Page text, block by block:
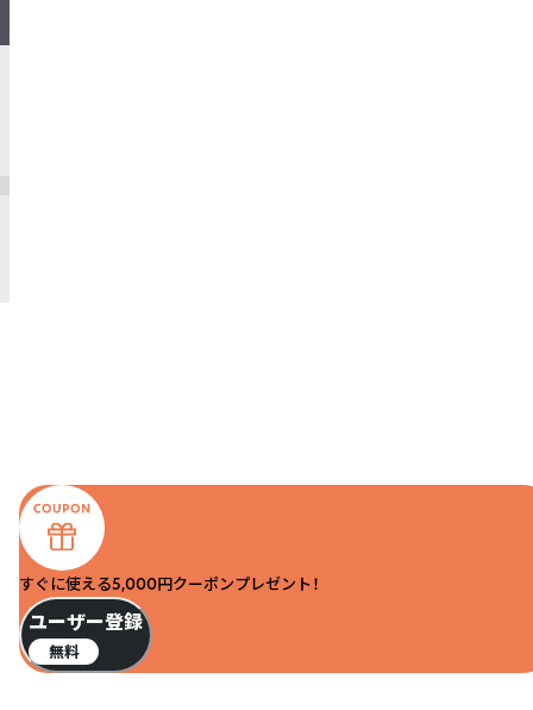
すぐに使える5,000円クーポンプレゼント！
ユーザー登録
無料